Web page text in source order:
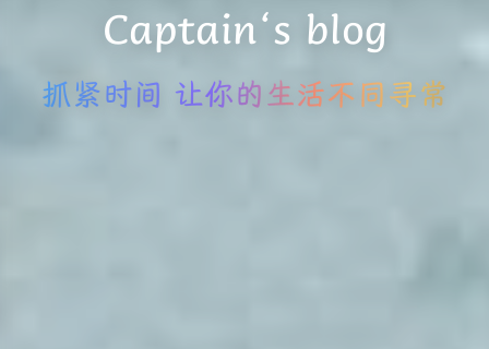
Captain‘s blog
抓紧时间 让你的生活不同寻常